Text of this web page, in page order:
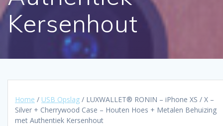
Kersenhout
Home / USB Opslag / LUXWALLET® RONIN – iPhone XS / X –
Silver + Cherrywood Case – Houten Hoes + Metalen Behuizing
met Authentiek Kersenhout